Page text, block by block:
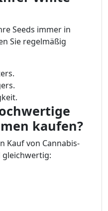
Seeds immer in
Sie regelmäßig
kaufen?
Kauf von Cannabis-
gleichwertig: